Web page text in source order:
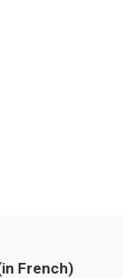
French)